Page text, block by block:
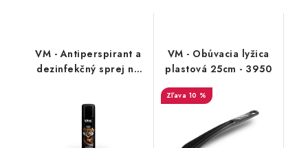
VM - Antiperspirant a
dezinfekčný sprej na
VM - Obúvacia lyžica
plastová 25cm - 3950
10 %